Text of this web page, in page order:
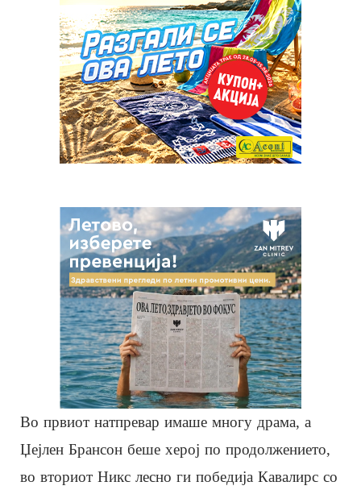
Во првиот натпревар имаше многу драма, а
Џејлен Брансон беше херој по продолжението,
во вториот Никс лесно ги победија Кавалирс со